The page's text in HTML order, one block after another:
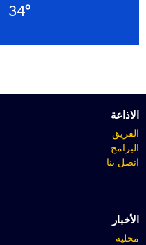
34°
الاذاعة
الفريق
البرامج
اتصل بنا
الأخبار
محلية